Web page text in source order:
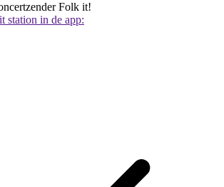
Folk it!
station in de app: